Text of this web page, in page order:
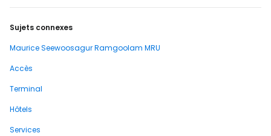
Sujets connexes
Maurice Seewoosagur Ramgoolam MRU
Accès
Terminal
Hôtels
Services